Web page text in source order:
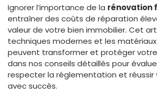
Ignorer l’importance de la rénovation
entraîner des coûts de réparation
valeur de votre bien immobilier. Cet
techniques modernes et les
peuvent transformer et protéger
dans nos conseils détaillés pour
respecter la réglementation et réussir
avec succès.